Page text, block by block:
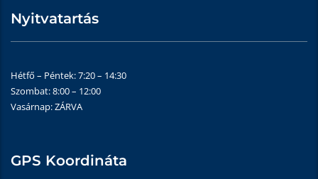
Nyitvatartás
Hétfő – Péntek: 7:20 – 14:30
Szombat: 8:00 – 12:00
Vasárnap: ZÁRVA
GPS Koordináta